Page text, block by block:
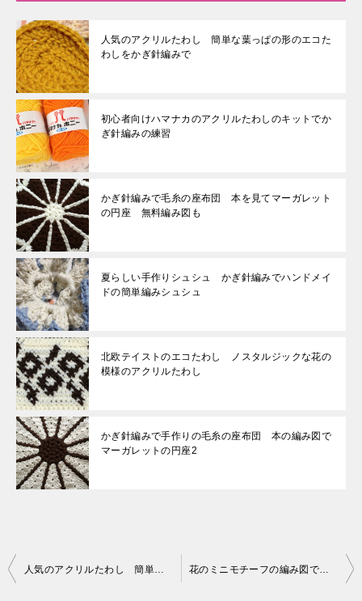
人気のアクリルたわし 簡単な葉っぱの形のエコた
わしをかぎ針編みで
初心者向けハマナカのアクリルたわしのキットでか
ぎ針編みの練習
かぎ針編みで毛糸の座布団 本を見てマーガレット
の円座 無料編み図も
夏らしい手作りシュシュ かぎ針編みでハンドメイ
ドの簡単編みシュシュ
北欧テイストのエコたわし ノスタルジックな花の
模様のアクリルたわし
かぎ針編みで手作りの毛糸の座布団 本の編み図で
マーガレットの円座2
投
人気のアクリルたわし 簡単な葉っぱの形のエコたわしをかぎ針編みで 花のミニモチーフの編み図で手作りのアクリルたわし（エコたわし）